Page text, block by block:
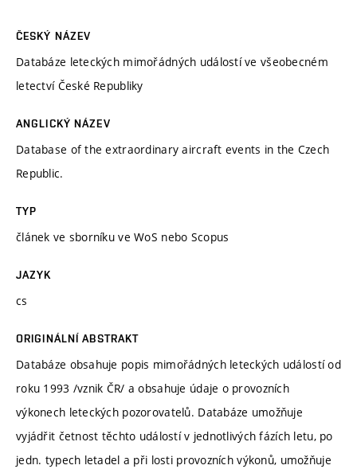
ČESKÝ NÁZEV
Databáze leteckých mimořádných událostí ve všeobecném
letectví České Republiky
ANGLICKÝ NÁZEV
Database of the extraordinary aircraft events in the Czech
Republic.
TYP
článek ve sborníku ve WoS nebo Scopus
JAZYK
cs
ORIGINÁLNÍ ABSTRAKT
Databáze obsahuje popis mimořádných leteckých událostí od
roku 1993 /vznik ČR/ a obsahuje údaje o provozních
výkonech leteckých pozorovatelů. Databáze umožňuje
vyjádřit četnost těchto událostí v jednotlivých fázích letu, po
jedn. typech letadel a při losti provozních výkonů, umožňuje